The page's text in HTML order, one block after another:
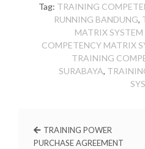
Tag: TRAINING
RUNNING BANDUNG,
MATRIX SYSTEM
COMPETENCY MATRIX
TRAINING
SURABAYA,
TRAINING POWER
PURCHASE AGREEMENT